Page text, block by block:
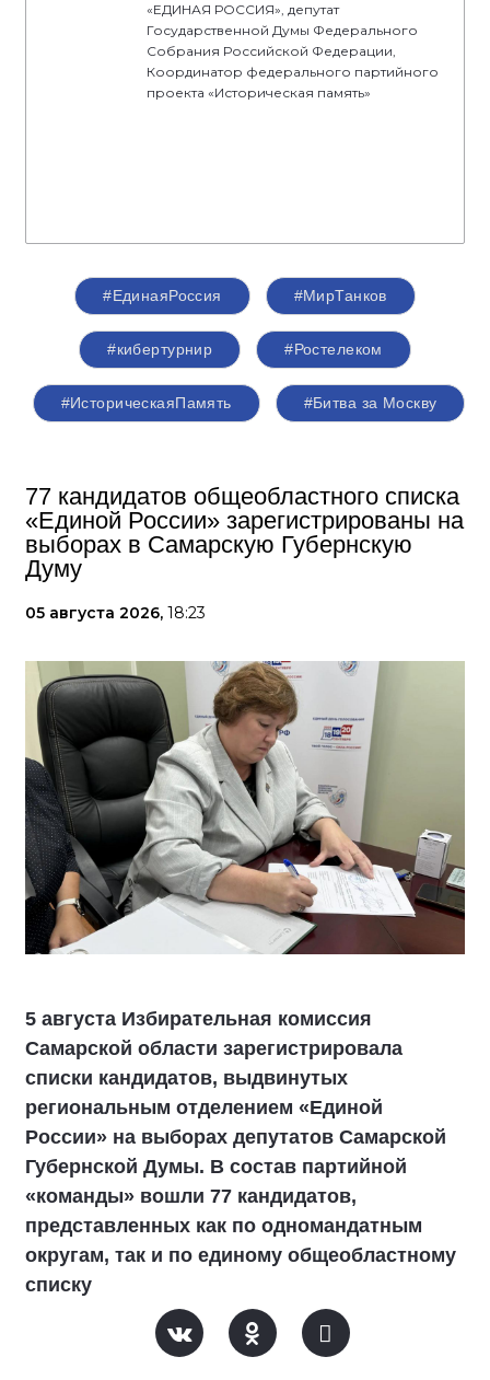
«ЕДИНАЯ РОССИЯ», депутат
Государственной Думы Федерального
Собрания Российской Федерации,
Координатор федерального партийного
проекта «Историческая память»
#‎ЕдинаяРоссия #МирТанков
#кибертурнир #Ростелеком
#ИсторическаяПамять #Битва за Москву
77 кандидатов общеобластного списка
«Единой России» зарегистрированы на
выборах в Самарскую Губернскую
Думу
05 августа 2026, 18:23
5 августа Избирательная комиссия
Самарской области зарегистрировала
списки кандидатов, выдвинутых
региональным отделением «Единой
России» на выборах депутатов Самарской
Губернской Думы. В состав партийной
«команды» вошли 77 кандидатов,
представленных как по одномандатным
округам, так и по единому общеобластному
списку